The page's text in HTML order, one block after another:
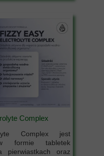
Complex
Complex jest
formie tabletek
pierwiastkach oraz